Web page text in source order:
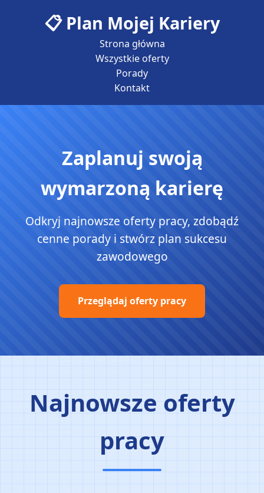
Plan Mojej Kariery
Strona główna
Wszystkie oferty
Porady
Kontakt
Zaplanuj swoją
wymarzoną karierę
Odkryj najnowsze oferty pracy, zdobądź
cenne porady i stwórz plan sukcesu
zawodowego
Przeglądaj oferty pracy
Najnowsze oferty
pracy